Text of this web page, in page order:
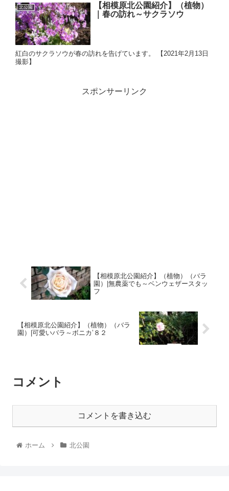
北公園
【相模原北公園紹介】（植物）
｜春の訪れ～サクラソウ
紅白のサクラソウが春の訪れを告げています。 【2021年2月13日
撮影】
スポンサーリンク
【相模原北公園紹介】（植物）（バラ
園）|無農薬でも～ベンウェザースタッ
フ
【相模原北公園紹介】（植物）（バラ
園）|可愛いバラ～ボニカ’８２
コメント
コメントを書き込む
ホーム 北公園